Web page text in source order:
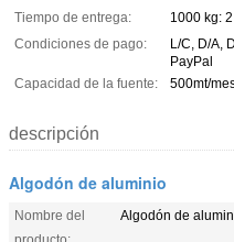
Tiempo de entrega:
1000 kg:
Condiciones de pago:
L/C, D/A,
PayPal
Capacidad de la fuente:
500mt/
descripción
Algodón de aluminio
Nombre del
Algodón de